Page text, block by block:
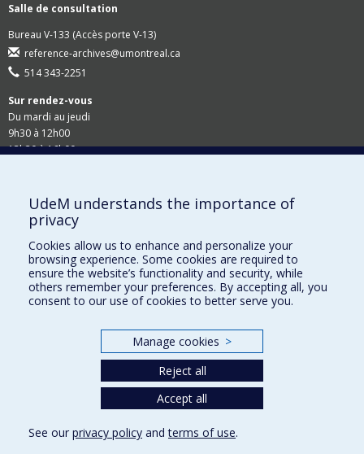
Salle de consultation
Bureau V-133 (Accès porte V-13)
reference-archives@umontreal.ca
514 343-2251
Sur rendez-vous
Du mardi au jeudi
9h30 à 12h00
13h30 à 16h00
Site Web du Secrétariat général
Accessibilité
Demandes en ligne
Demande de recherche
Commande de documents - Dossier étudiant
UdeM understands the importance of
privacy
Cookies allow us to enhance and personalize your
browsing experience. Some cookies are required to
ensure the website’s functionality and security, while
others remember your preferences. By accepting all, you
consent to our use of cookies to better serve you.
Manage cookies >
Reject all
Accept all
See our privacy policy andterms of use.